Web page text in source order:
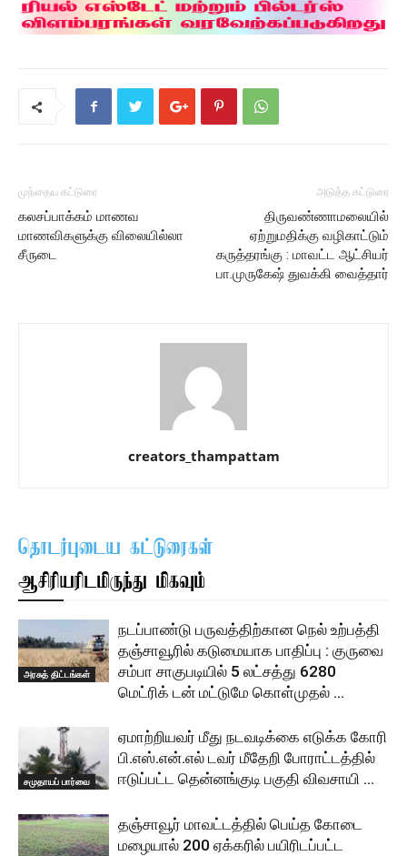
முந்தைய கட்டுரை
கலசப்பாக்கம் மாணவ
மாணவிகளுக்கு விலையில்லா
சீருடை
அடுத்த கட்டுரை
திருவண்ணாமலையில்
ஏற்றுமதிக்கு வழிகாட்டும்
கருத்தரங்கு : மாவட்ட ஆட்சியர்
பா.முருகேஷ் துவக்கி வைத்தார்
creators_thampattam
தொடர்புடைய கட்டுரைகள்
ஆசிரியரிடமிருந்து மிகவும்
அரசுத் திட்டங்கள்
நடப்பாண்டு பருவத்திற்கான நெல் உற்பத்தி
தஞ்சாவூரில் கடுமையாக பாதிப்பு : குருவை
சம்பா சாகுபடியில் 5 லட்சத்து 6280
மெட்ரிக் டன் மட்டுமே கொள்முதல் …
சமுதாயப் பார்வை
ஏமாற்றியவர் மீது நடவடிக்கை எடுக்க கோரி
பி.எஸ்.என்.எல் டவர் மீதேறி போராட்டத்தில்
ஈடுப்பட்ட தென்னங்குடி பகுதி விவசாயி …
தஞ்சாவூர் மாவட்டத்தில் பெய்த கோடை
மழையால் 200 ஏக்கரில் பயிரிடப்பட்ட